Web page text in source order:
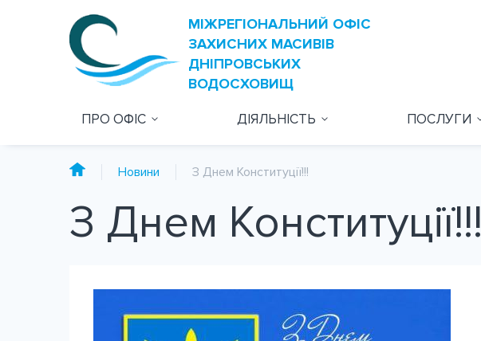
ПРО ОФІС ДІЯЛЬНІСТЬ ПОСЛУГИ
Новини З Днем Конституції!!!
З Днем Конституції!!!